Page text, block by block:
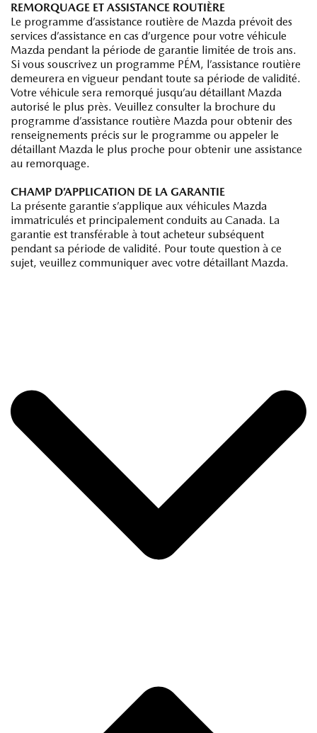
REMORQUAGE ET ASSISTANCE ROUTIÈRE
Le programme d’assistance routière de Mazda prévoit des
services d’assistance en cas d’urgence pour votre véhicule
Mazda pendant la période de garantie limitée de trois ans.
Si vous souscrivez un programme PÉM, l’assistance routière
demeurera en vigueur pendant toute sa période de validité.
Votre véhicule sera remorqué jusqu’au détaillant Mazda
autorisé le plus près. Veuillez consulter la brochure du
programme d’assistance routière Mazda pour obtenir des
renseignements précis sur le programme ou appeler le
détaillant Mazda le plus proche pour obtenir une assistance
au remorquage.
CHAMP D’APPLICATION DE LA GARANTIE
La présente garantie s’applique aux véhicules Mazda
immatriculés et principalement conduits au Canada. La
garantie est transférable à tout acheteur subséquent
pendant sa période de validité. Pour toute question à ce
sujet, veuillez communiquer avec votre détaillant Mazda.